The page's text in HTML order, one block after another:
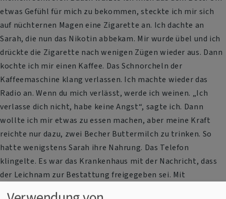
etwas Gefühl für mich zu bekommen, steckte ich mir sich
auf nüchternen Magen eine Zigarette an. Ich dachte an
Sarah, die nun das Nikotin abbekam. Mir wurde übel und ich
drückte die Zigarette nach wenigen Zügen wieder aus. Dann
kochte ich mir einen Kaffee. Das Schnorcheln der
Kaffeemaschine klang verlassen. Ich machte wieder das
Radio an. Wenn du mich verlässt, werde ich weinen. „Ich
verlasse dich nicht, habe keine Angst“, sagte ich. Dann
wollte ich mir etwas zu essen machen, aber meine Kraft
reichte nur dazu, zwei Becher Buttermilch zu trinken. So
hatte wenigstens Sarah ihre Nahrung. Das Telefon
klingelte. Es war das Krankenhaus mit der Nachricht, dass
der Leichnam zur Bestattung freigegeben sei. Mit